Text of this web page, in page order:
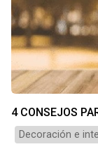
4 CONSEJOS
Decoración e